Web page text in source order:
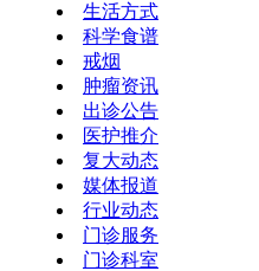
生活方式
科学食谱
戒烟
肿瘤资讯
出诊公告
医护推介
复大动态
媒体报道
行业动态
门诊服务
门诊科室